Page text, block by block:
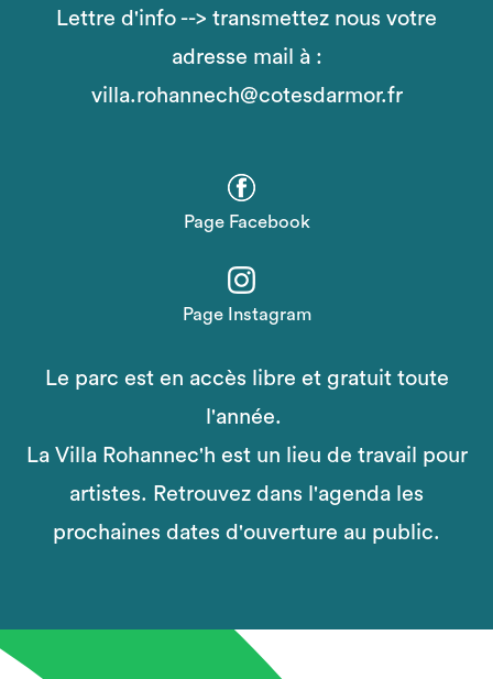
Lettre d'info --> transmettez nous votre
adresse mail à :
villa.rohannech@cotesdarmor.fr
Page Facebook
Page Instagram
Le parc est en accès libre et gratuit toute
l'année.
La Villa Rohannec'h est un lieu de travail pour
artistes. Retrouvez dans l'agenda les
prochaines dates d'ouverture au public.